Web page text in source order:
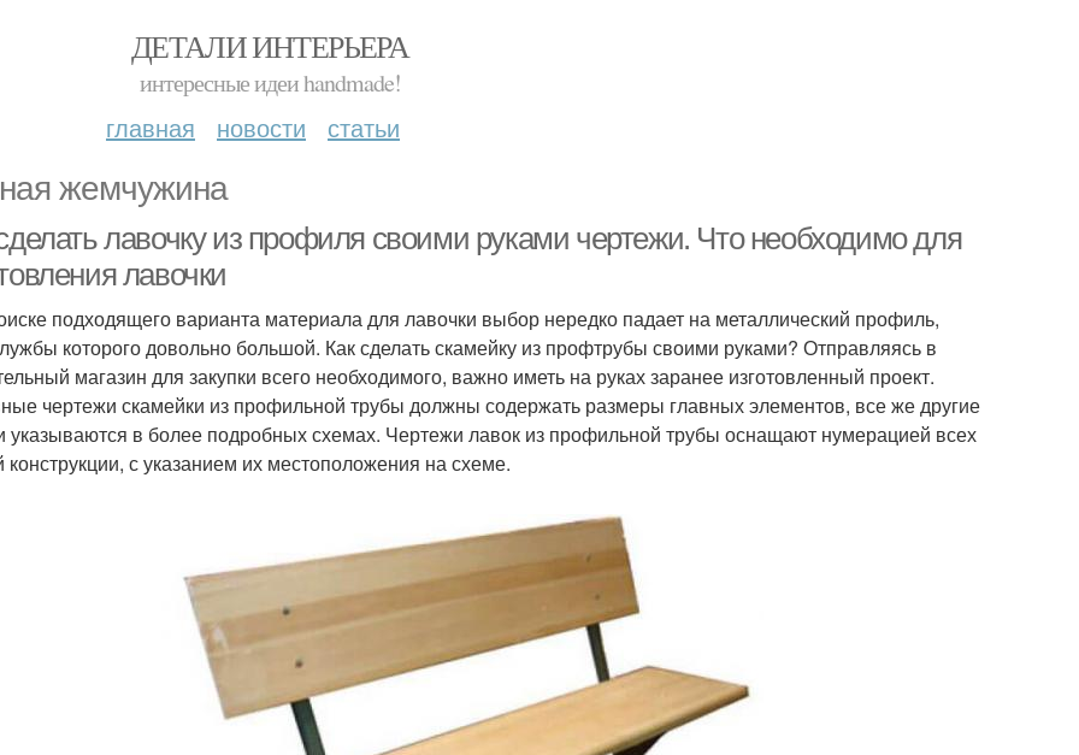
ДЕТАЛИ ИНТЕРЬЕРА
интересные идеи handmade!
главная новости статьи
жемчужина
лавочку из профиля своими руками чертежи. Что необходимо для
лавочки
подходящего варианта материала для лавочки выбор нередко падает на металлический профиль,
которого довольно большой. Как сделать скамейку из профтрубы своими руками? Отправляясь в
магазин для закупки всего необходимого, важно иметь на руках заранее изготовленный проект.
чертежи скамейки из профильной трубы должны содержать размеры главных элементов, все же другие
указываются в более подробных схемах. Чертежи лавок из профильной трубы оснащают нумерацией всех
конструкции, с указанием их местоположения на схеме.